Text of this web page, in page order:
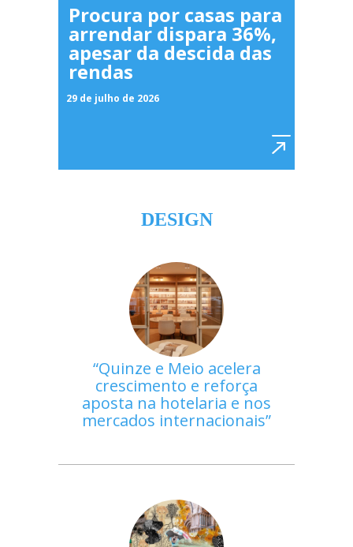
Procura por casas para
arrendar dispara 36%,
apesar da descida das
rendas
29 de julho de 2026
DESIGN
Quinze e Meio acelera
crescimento e reforça
aposta na hotelaria e nos
mercados internacionais